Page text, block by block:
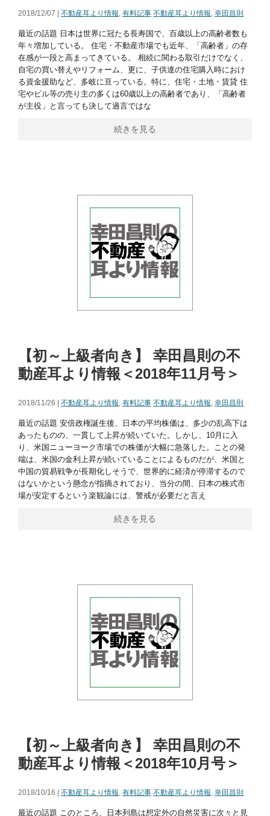
2018/12/07 | 不動産耳より情報, 有料記事 不動産耳より情報, 幸田昌則
最近の話題 日本は世界に冠たる長寿国で、百歳以上の高齢者数も
年々増加している。 住宅・不動産市場でも近年、「高齢者」の存
在感が一段と高まってきている。 相続に関わる取引だけでなく、
自宅の買い替えやリフォーム、更に、子供達の住宅購入時におけ
る資金援助など、多岐に亘っている。特に、住宅・土地・賃貸 住
宅やビル等の売り主の多くは60歳以上の高齢者であり、「高齢者
が主役」と言っても決して過言ではな
続きを見る
【初～上級者向き】 幸田昌則の不
動産耳より情報＜2018年11月号＞
2018/11/26 | 不動産耳より情報, 有料記事 不動産耳より情報, 幸田昌則
最近の話題 安倍政権誕生後、日本の平均株価は、多少の乱高下は
あったものの、一貫して上昇が続いていた。しかし、10月に入
り、米国ニューヨーク市場での株価が大幅に急落した。ことの発
端は、米国の金利上昇が続いていることによるものだが、米国と
中国の貿易戦争が長期化しそうで、世界的に経済が停滞するので
はないかという懸念が指摘されており、当分の間、日本の株式市
場が安定するという楽観論には、警戒が必要だと言え
続きを見る
【初～上級者向き】 幸田昌則の不
動産耳より情報＜2018年10月号＞
2018/10/16 | 不動産耳より情報, 有料記事 不動産耳より情報, 幸田昌則
最近の話題 このところ、日本列島は想定外の自然災害に次々と見